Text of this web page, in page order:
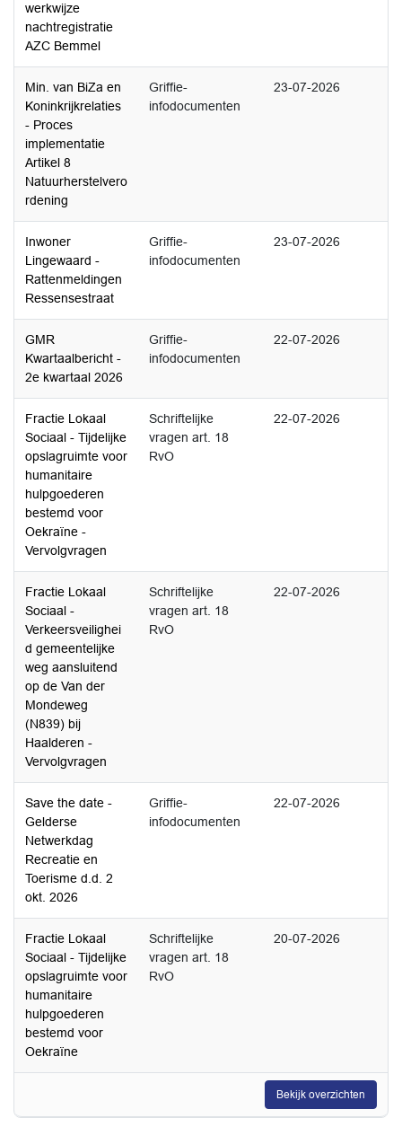
werkwijze
nachtregistratie
AZC Bemmel
Min. van BiZa en
Koninkrijkrelaties
- Proces
implementatie
Artikel 8
Natuurherstelvero
rdening
Griffie-
infodocumenten
23-07-2026
Inwoner
Lingewaard -
Rattenmeldingen
Ressensestraat
Griffie-
infodocumenten
23-07-2026
GMR
Kwartaalbericht -
2e kwartaal 2026
Griffie-
infodocumenten
22-07-2026
Fractie Lokaal
Sociaal - Tijdelijke
opslagruimte voor
humanitaire
hulpgoederen
bestemd voor
Oekraïne -
Vervolgvragen
Schriftelijke
vragen art. 18
RvO
22-07-2026
Fractie Lokaal
Sociaal -
Verkeersveilighei
d gemeentelijke
weg aansluitend
op de Van der
Mondeweg
(N839) bij
Haalderen -
Vervolgvragen
Schriftelijke
vragen art. 18
RvO
22-07-2026
Save the date -
Gelderse
Netwerkdag
Recreatie en
Toerisme d.d. 2
okt. 2026
Griffie-
infodocumenten
22-07-2026
Fractie Lokaal
Sociaal - Tijdelijke
opslagruimte voor
humanitaire
hulpgoederen
bestemd voor
Oekraïne
Schriftelijke
vragen art. 18
RvO
20-07-2026
Bekijk overzichten